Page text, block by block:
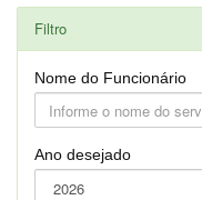
Filtro
Nome do Funcionário
Ano desejado